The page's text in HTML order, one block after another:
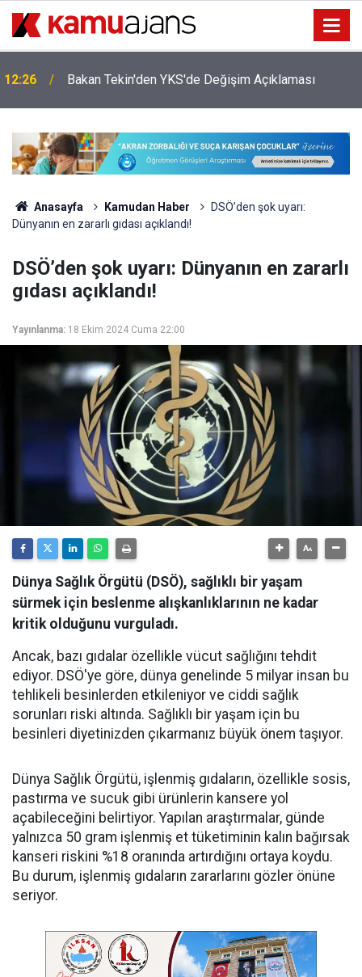
12:26 Bakan Tekin'den YKS'de Değişim Açıklaması
Anasayfa Kamudan Haber
DSÖ’den şok uyarı:
Dünyanın en zararlı gıdası açıklandı!
DSÖ’den şok uyarı: Dünyanın en zararlı
gıdası açıklandı!
Yayınlanma: 18 Ekim 2024 Cuma 22:00
Dünya Sağlık Örgütü (DSÖ), sağlıklı bir yaşam
sürmek için beslenme alışkanlıklarının ne kadar
kritik olduğunu vurguladı.
Ancak, bazı gıdalar özellikle vücut sağlığını tehdit
ediyor. DSÖ'ye göre, dünya genelinde 5 milyar insan bu
tehlikeli besinlerden etkileniyor ve ciddi sağlık
sorunları riski altında. Sağlıklı bir yaşam için bu
besinleri diyetinizden çıkarmanız büyük önem taşıyor.
Dünya Sağlık Örgütü, işlenmiş gıdaların, özellikle sosis,
pastırma ve sucuk gibi ürünlerin kansere yol
açabileceğini belirtiyor. Yapılan araştırmalar, günde
yalnızca 50 gram işlenmiş et tüketiminin kalın bağırsak
kanseri riskini %18 oranında artırdığını ortaya koydu.
Bu durum, işlenmiş gıdaların zararlarını gözler önüne
seriyor.